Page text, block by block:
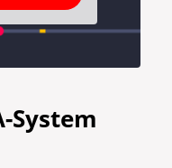
System